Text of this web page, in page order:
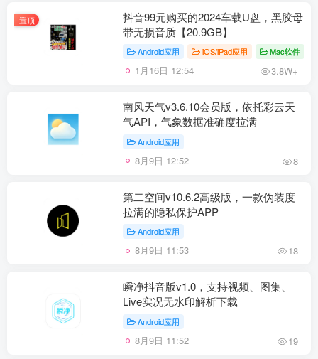
置顶
抖音99元购买的2024车载U盘，黑胶母
带无损音质【20.9GB】
Android应用 iOS/iPad应用 Mac软件
1月16日 12:54 3.8W+
南风天气v3.6.10会员版，依托彩云天
气API，气象数据准确度拉满
Android应用
8月9日 12:52 8
第二空间v10.6.2高级版，一款伪装度
拉满的隐私保护APP
Android应用
8月9日 11:53 18
瞬净抖音版v1.0，支持视频、图集、
Live实况无水印解析下载
Android应用
8月9日 11:52 19